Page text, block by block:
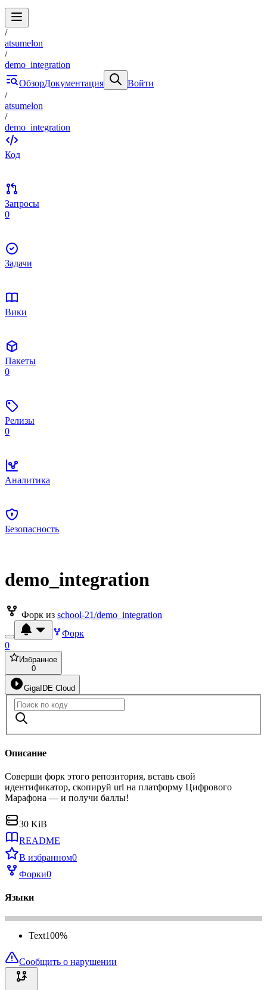
/
atsumelon
/
demo_integration
ОбзорДокументация
Войти
/
atsumelon
/
demo_integration
Код
Запросы
0
Задачи
Вики
Пакеты
0
Релизы
0
Аналитика
Безопасность
demo_integration
Форк из school-21/demo_integration
Форк
0
Избранное
0
GigaIDE Cloud
Описание
Соверши форк этого репозитория, вставь свой
идентификатор, скопируй url на платформу Цифрового
Марафона — и получи баллы!
30 KiB
README
В избранном0
Форки0
Языки
Text100%
Сообщить о нарушении